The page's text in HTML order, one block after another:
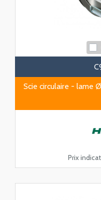
Scie circulaire - lame
Prix